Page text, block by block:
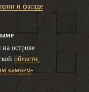
и фасаде
на острове
области,
камнем-